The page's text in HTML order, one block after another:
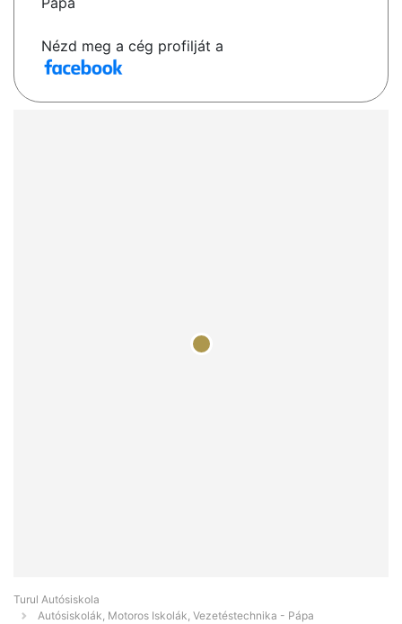
Nézd meg a cég profilját a
Turul Autósiskola
Autósiskolák, Motoros Iskolák, Vezetéstechnika - Pápa